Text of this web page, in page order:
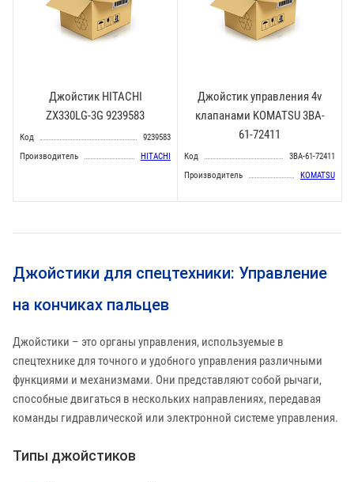
Джойстик HITACHI
ZX330LG-3G 9239583
Код
9239583
Производитель
HITACHI
Джойстик управления 4v
клапанами KOMATSU 3BA-
61-72411
Код
3BA-61-72411
Производитель
KOMATSU
Джойстики для спецтехники: Управление
на кончиках пальцев
Джойстики – это органы управления, используемые в
спецтехнике для точного и удобного управления различными
функциями и механизмами. Они представляют собой рычаги,
способные двигаться в нескольких направлениях, передавая
команды гидравлической или электронной системе управления.
Типы джойстиков